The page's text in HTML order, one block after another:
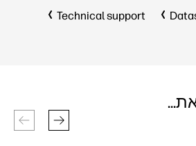
Technical support